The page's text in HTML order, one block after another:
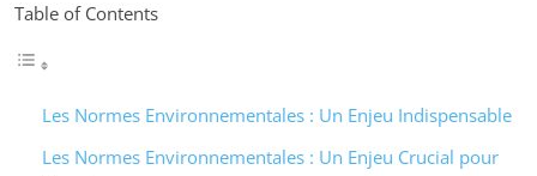
Table of Contents
Les Normes Environnementales : Un Enjeu Indispensable
Les Normes Environnementales : Un Enjeu Crucial pour